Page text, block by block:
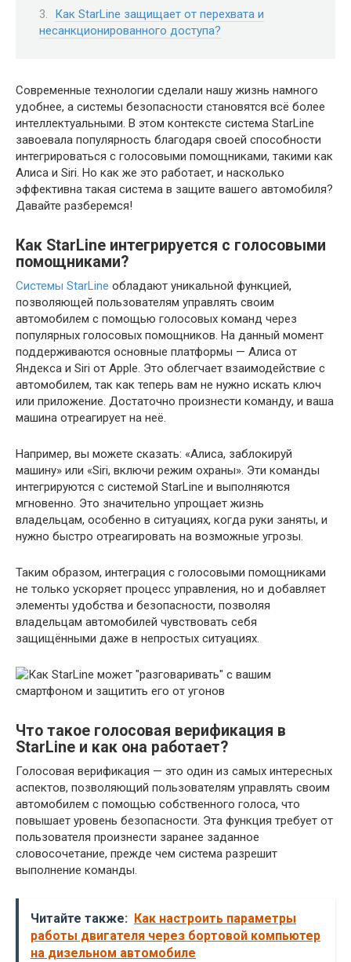
Как StarLine защищает от перехвата и
несанкционированного доступа?
Современные технологии сделали нашу жизнь намного
удобнее, а системы безопасности становятся всё более
интеллектуальными. В этом контексте система StarLine
завоевала популярность благодаря своей способности
интегрироваться с голосовыми помощниками, такими как
Алиса и Siri. Но как же это работает, и насколько
эффективна такая система в защите вашего автомобиля?
Давайте разберемся!
Как StarLine интегрируется с голосовыми
помощниками?
Системы StarLine обладают уникальной функцией,
позволяющей пользователям управлять своим
автомобилем с помощью голосовых команд через
популярных голосовых помощников. На данный момент
поддерживаются основные платформы — Алиса от
Яндекса и Siri от Apple. Это облегчает взаимодействие с
автомобилем, так как теперь вам не нужно искать ключ
или приложение. Достаточно произнести команду, и ваша
машина отреагирует на неё.
Например, вы можете сказать: «Алиса, заблокируй
машину» или «Siri, включи режим охраны». Эти команды
интегрируются с системой StarLine и выполняются
мгновенно. Это значительно упрощает жизнь
владельцам, особенно в ситуациях, когда руки заняты, и
нужно быстро отреагировать на возможные угрозы.
Таким образом, интеграция с голосовыми помощниками
не только ускоряет процесс управления, но и добавляет
элементы удобства и безопасности, позволяя
владельцам автомобилей чувствовать себя
защищёнными даже в непростых ситуациях.
Что такое голосовая верификация в
StarLine и как она работает?
Голосовая верификация — это один из самых интересных
аспектов, позволяющий пользователям управлять своим
автомобилем с помощью собственного голоса, что
повышает уровень безопасности. Эта функция требует от
пользователя произнести заранее заданное
словосочетание, прежде чем система разрешит
выполнение команды.
Читайте также: Как настроить параметры
работы двигателя через бортовой компьютер
на дизельном автомобиле